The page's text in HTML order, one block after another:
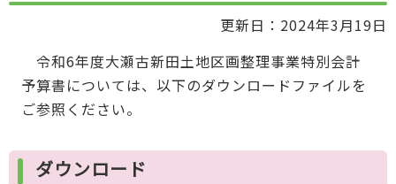
更新日：2024年3月19日
令和6年度大瀬古新田土地区画整理事業特別会計
予算書については、以下のダウンロードファイルを
ご参照ください。
ダウンロード